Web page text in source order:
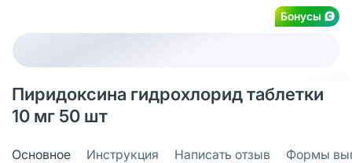
Бонусы
Пиридоксина гидрохлорид таблетки
10 мг 50 шт
Основное Инструкция Написать отзыв Формы